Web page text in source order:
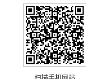
扫描手机网站